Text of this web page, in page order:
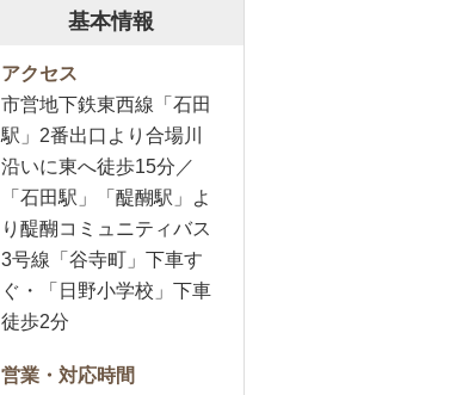
基本情報
アクセス
市営地下鉄東西線「石田
駅」2番出口より合場川
沿いに東へ徒歩15分／
「石田駅」「醍醐駅」よ
り醍醐コミュニティバス
3号線「谷寺町」下車す
ぐ・「日野小学校」下車
徒歩2分
営業・対応時間